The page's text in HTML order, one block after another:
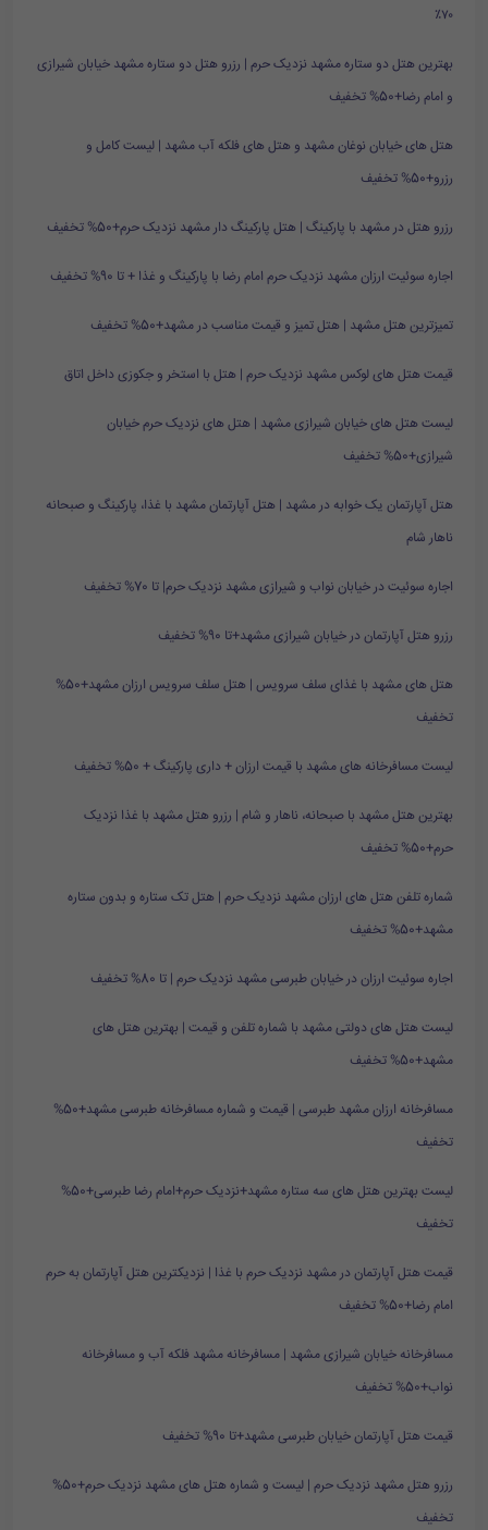
۷۰٪
بهترین هتل دو ستاره مشهد نزدیک حرم | رزرو هتل دو ستاره مشهد خیابان شیرازی
و امام رضا+50% تخفیف
هتل های خیابان نوغان مشهد و هتل های فلکه آب مشهد | لیست کامل و
رزرو+50% تخفیف
رزرو هتل در مشهد با پارکینگ | هتل پارکینگ دار مشهد نزدیک حرم+50% تخفیف
اجاره سوئیت ارزان مشهد نزدیک حرم امام رضا با پارکینگ و غذا + تا 90% تخفیف
تمیزترین هتل مشهد | هتل تمیز و قیمت مناسب در مشهد+50% تخفیف
قیمت هتل های لوکس مشهد نزدیک حرم | هتل با استخر و جکوزی داخل اتاق
لیست هتل های خیابان شیرازی مشهد | هتل های نزدیک حرم خیابان
شیرازی+50% تخفیف
هتل آپارتمان یک خوابه در مشهد | هتل آپارتمان مشهد با غذا، پارکینگ و صبحانه
ناهار شام
اجاره سوئیت در خیابان نواب و شیرازی مشهد نزدیک حرم| تا 70% تخفیف
رزرو هتل آپارتمان در خیابان شیرازی مشهد+تا 90% تخفیف
هتل های مشهد با غذای سلف سرویس | هتل سلف سرویس ارزان مشهد+50%
تخفیف
لیست مسافرخانه های مشهد با قیمت ارزان + داری پارکینگ + 50% تخفیف
بهترین هتل مشهد با صبحانه، ناهار و شام | رزرو هتل مشهد با غذا نزدیک
حرم+50% تخفیف
شماره تلفن هتل های ارزان مشهد نزدیک حرم | هتل تک ستاره و بدون ستاره
مشهد+50% تخفیف
اجاره سوئیت ارزان در خیابان طبرسی مشهد نزدیک حرم | تا 80% تخفیف
لیست هتل های دولتی مشهد با شماره تلفن و قیمت | بهترین هتل های
مشهد+50% تخفیف
مسافرخانه ارزان مشهد طبرسی | قیمت و شماره مسافرخانه طبرسی مشهد+50%
تخفیف
لیست بهترین هتل های سه ستاره مشهد+نزدیک حرم+امام رضا طبرسی+50%
تخفیف
قیمت هتل آپارتمان در مشهد نزدیک حرم با غذا | نزدیکترین هتل آپارتمان به حرم
امام رضا+50% تخفیف
مسافرخانه خیابان شیرازی مشهد | مسافرخانه مشهد فلکه آب و مسافرخانه
نواب+50% تخفیف
قیمت هتل آپارتمان خیابان طبرسی مشهد+تا 90% تخفیف
رزرو هتل مشهد نزدیک حرم | لیست و شماره هتل های مشهد نزدیک حرم+50%
تخفیف